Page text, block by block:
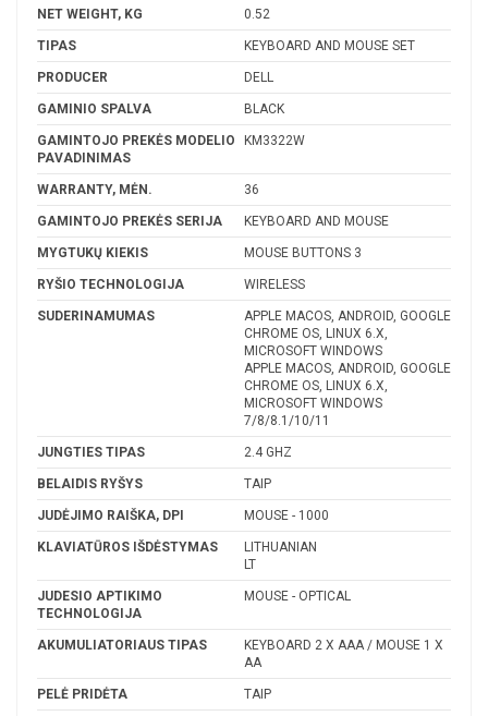
NET WEIGHT, KG 0.52
TIPAS KEYBOARD AND MOUSE SET
PRODUCER DELL
GAMINIO SPALVA BLACK
GAMINTOJO PREKĖS MODELIO
PAVADINIMAS
KM3322W
WARRANTY, MĖN. 36
GAMINTOJO PREKĖS SERIJA KEYBOARD AND MOUSE
MYGTUKŲ KIEKIS MOUSE BUTTONS 3
RYŠIO TECHNOLOGIJA WIRELESS
SUDERINAMUMAS
APPLE MACOS, ANDROID, GOOGLE
CHROME OS, LINUX 6.X,
MICROSOFT WINDOWS
APPLE MACOS, ANDROID, GOOGLE
CHROME OS, LINUX 6.X,
MICROSOFT WINDOWS
7/8/8.1/10/11
JUNGTIES TIPAS 2.4 GHZ
BELAIDIS RYŠYS TAIP
JUDĖJIMO RAIŠKA, DPI MOUSE - 1000
KLAVIATŪROS IŠDĖSTYMAS
LITHUANIAN
LT
JUDESIO APTIKIMO
TECHNOLOGIJA
MOUSE - OPTICAL
AKUMULIATORIAUS TIPAS
KEYBOARD 2 X AAA / MOUSE 1 X
AA
PELĖ PRIDĖTA TAIP